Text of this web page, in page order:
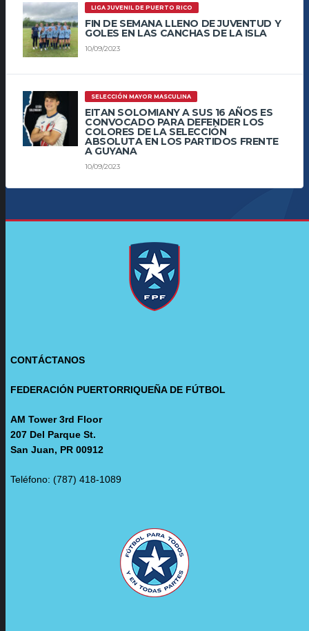
LIGA JUVENIL DE PUERTO RICO
FIN DE SEMANA LLENO DE JUVENTUD Y
GOLES EN LAS CANCHAS DE LA ISLA
10/09/2023
SELECCIÓN MAYOR MASCULINA
EITAN SOLOMIANY A SUS 16 AÑOS ES
CONVOCADO PARA DEFENDER LOS
COLORES DE LA SELECCIÓN
ABSOLUTA EN LOS PARTIDOS FRENTE
A GUYANA
10/09/2023
CONTÁCTANOS
FEDERACIÓN PUERTORRIQUEÑA DE FÚTBOL
AM Tower 3rd Floor
207 Del Parque St.
San Juan, PR 00912
Teléfono: (787) 418-1089